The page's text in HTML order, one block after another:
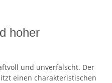
hoher
und unverfälscht. Der
einen charakteristischen